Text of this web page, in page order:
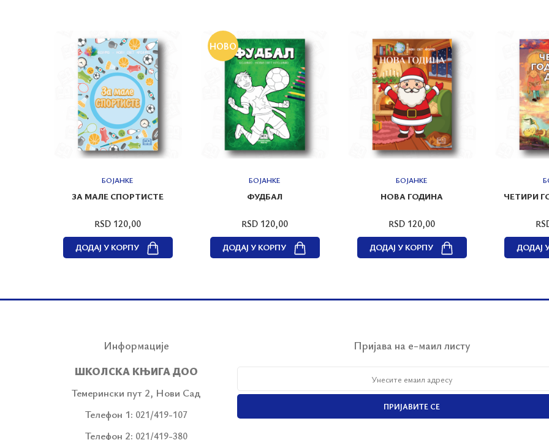
БОЈАНКЕ
ЗА МАЛЕ СПОРТИСТЕ
RSD 120,00
ДОДАЈ У КОРПУ
НОВО
БОЈАНКЕ
ФУДБАЛ
RSD 120,00
ДОДАЈ У КОРПУ
БОЈАНКЕ
НОВА ГОДИНА
RSD 120,00
ДОДАЈ У КОРПУ
ЧЕТИРИ
ДОДАЈ
Информације
ШКОЛСКА КЊИГА ДОО
Темерински пут 2, Нови Сад
Телефон 1: 021/419-107
Телефон 2: 021/419-380
Пријава на е-маил листу
ПРИЈАВИТЕ СЕ